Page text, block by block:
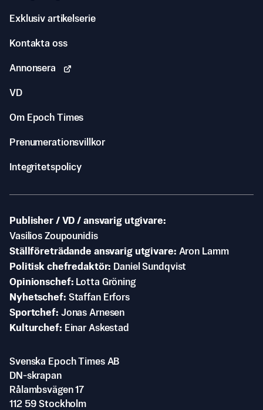
Exklusiv artikelserie
Kontakta oss
Annonsera
VD
Om Epoch Times
Prenumerationsvillkor
Integritetspolicy
Publisher / VD / ansvarig utgivare
Vasilios Zoupounidis
Ställföreträdande ansvarig utgivare Aron Lamm
Politisk chefredaktör
Daniel Sundqvist
Opinionschef
Lotta Gröning
Nyhetschef Staffan Erfors
Sportchef Jonas Arnesen
Kulturchef
Einar Askestad
Svenska Epoch Times AB
DN-skrapan
Rålambsvägen 17
112 59 Stockholm